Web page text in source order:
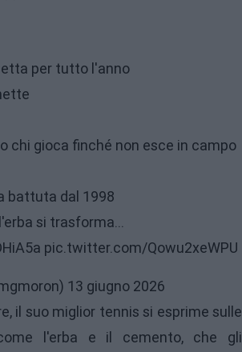
per tutto l'anno
chi gioca finché non esce in campo
battuta dal 1998
si trasforma...
pic.twitter.com/Qowu2xeWPU
13 giugno 2026
il suo miglior tennis si esprime sulle
l'erba e il cemento, che gli